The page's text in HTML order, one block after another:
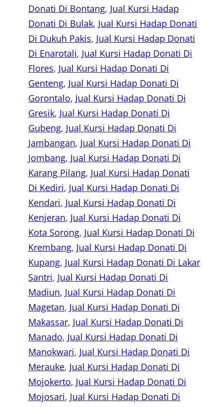
Donati Di Bontang, Jual Kursi Hadap
Donati Di Bulak, Jual Kursi Hadap Donati
Di Dukuh Pakis, Jual Kursi Hadap Donati
Di Enarotali, Jual Kursi Hadap Donati Di
Flores, Jual Kursi Hadap Donati Di
Genteng, Jual Kursi Hadap Donati Di
Gorontalo, Jual Kursi Hadap Donati Di
Gresik, Jual Kursi Hadap Donati Di
Gubeng, Jual Kursi Hadap Donati Di
Jambangan, Jual Kursi Hadap Donati Di
Jombang, Jual Kursi Hadap Donati Di
Karang Pilang, Jual Kursi Hadap Donati
Di Kediri, Jual Kursi Hadap Donati Di
Kendari, Jual Kursi Hadap Donati Di
Kenjeran, Jual Kursi Hadap Donati Di
Kota Sorong, Jual Kursi Hadap Donati Di
Krembang, Jual Kursi Hadap Donati Di
Kupang, Jual Kursi Hadap Donati Di Lakar
Santri, Jual Kursi Hadap Donati Di
Madiun, Jual Kursi Hadap Donati Di
Magetan, Jual Kursi Hadap Donati Di
Makassar, Jual Kursi Hadap Donati Di
Manado, Jual Kursi Hadap Donati Di
Manokwari, Jual Kursi Hadap Donati Di
Merauke, Jual Kursi Hadap Donati Di
Mojokerto, Jual Kursi Hadap Donati Di
Mojosari, Jual Kursi Hadap Donati Di